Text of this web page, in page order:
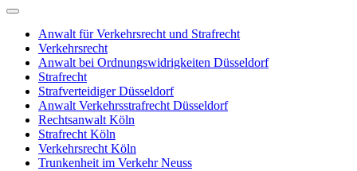
Anwalt für Verkehrsrecht und Strafrecht
Verkehrsrecht
Anwalt bei Ordnungswidrigkeiten Düsseldorf
Strafrecht
Strafverteidiger Düsseldorf
Anwalt Verkehrsstrafrecht Düsseldorf
Rechtsanwalt Köln
Strafrecht Köln
Verkehrsrecht Köln
Trunkenheit im Verkehr Neuss